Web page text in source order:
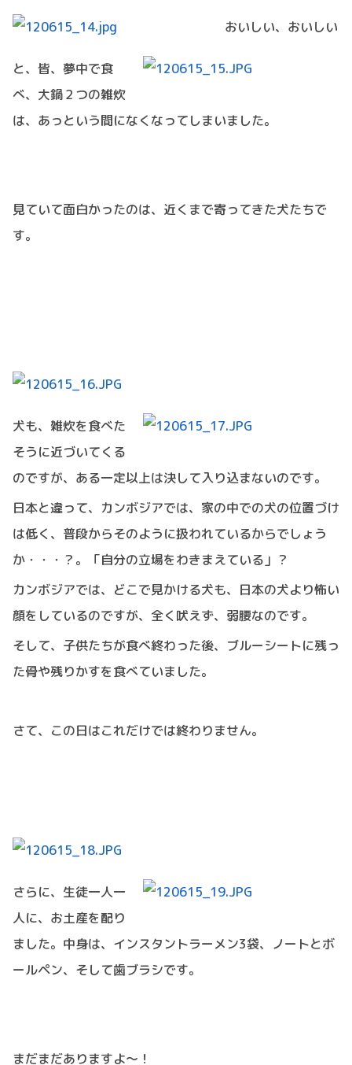
おいしい、おいしい
と、皆、夢中で食
べ、大鍋２つの雑炊
は、あっという間になくなってしまいました。
見ていて面白かったのは、近くまで寄ってきた犬たちで
す。
犬も、雑炊を食べた
そうに近づいてくる
のですが、ある一定以上は決して入り込まないのです。
日本と違って、カンボジアでは、家の中での犬の位置づけ
は低く、普段からそのように扱われているからでしょう
か・・・？。「自分の立場をわきまえている」？
カンボジアでは、どこで見かける犬も、日本の犬より怖い
顔をしているのですが、全く吠えず、弱腰なのです。
そして、子供たちが食べ終わった後、ブルーシートに残っ
た骨や残りかすを食べていました。
さて、この日はこれだけでは終わりません。
さらに、生徒一人一
人に、お土産を配り
ました。中身は、インスタントラーメン3袋、ノートとボ
ールペン、そして歯ブラシです。
まだまだありますよ～！